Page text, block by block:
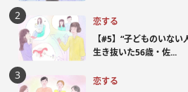
恋する
【#5】“子どものいな
生き抜いた56歳・佐...
恋する